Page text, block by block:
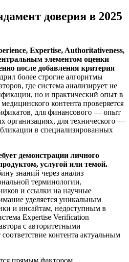
доверия в 2025
Expertise, Authoritativeness,
элементом оценки
после добавления критерия
более строгие алгоритмы
где система анализирует не
но и практический опыт в
контента проверяется
для финансового — опыт
организациях, для технического —
в специализированных
демонстрации личного
услугой или темой.
знаний через анализ
терминологии,
и ссылки на научные
уделяется уникальным
и инсайтам, недоступным в
Expertise Verification
с авторитетными
контента актуальным
прямым фактором